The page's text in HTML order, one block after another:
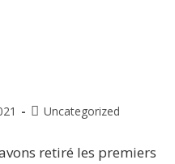
Uncategorized
retiré les premiers